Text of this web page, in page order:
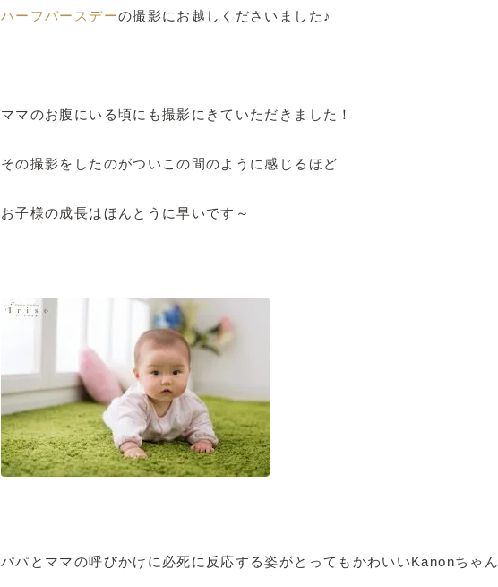
ハーフバースデーの撮影にお越しくださいました♪
ママのお腹にいる頃にも撮影にきていただきました！
その撮影をしたのがついこの間のように感じるほど
お子様の成長はほんとうに早いです～
パパとママの呼びかけに必死に反応する姿がとってもかわいいKanonちゃん